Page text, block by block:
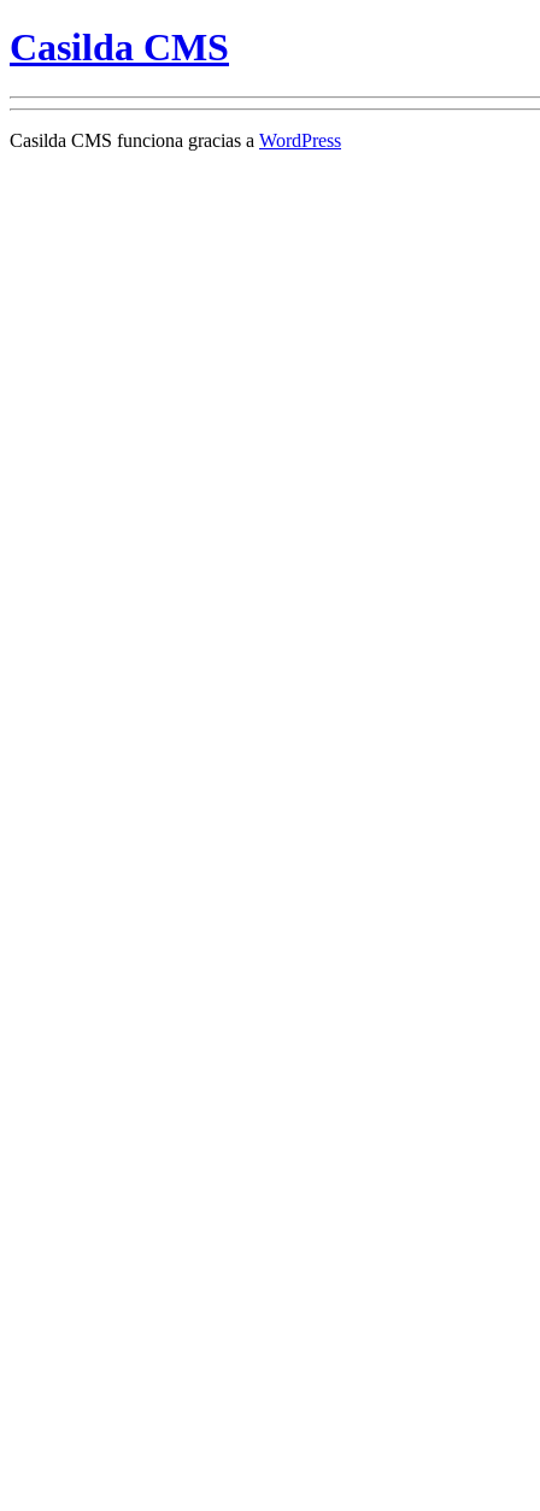
Casilda CMS
Casilda CMS funciona gracias a WordPress